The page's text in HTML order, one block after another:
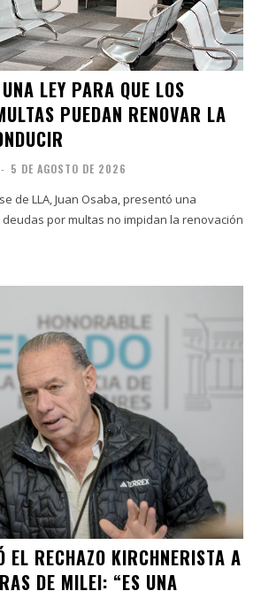
LEY PARA QUE LOS
PUEDAN RENOVAR LA
- 5 DE AGOSTO DE 2026
de LLA, Juan Osaba, presentó una
por multas no impidan la renovación
EL RECHAZO KIRCHNERISTA A
DE MILEI: “ES UNA